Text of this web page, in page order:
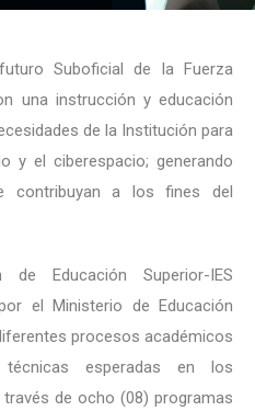
Suboficial de la Fuerza
una instrucción y educación
de la Institución para
y el ciberespacio; generando
contribuyan a los fines del
Educación Superior-IES
el Ministerio de Educación
procesos académicos
técnicas esperadas en los
de ocho (08) programas